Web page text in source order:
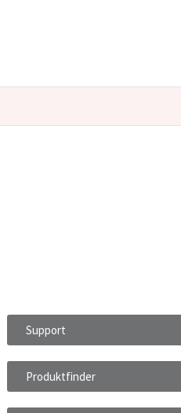
Support
Produktfinder